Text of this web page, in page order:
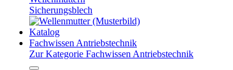
Sicherungsblech
Katalog
Fachwissen Antriebstechnik
Zur Kategorie Fachwissen Antriebstechnik